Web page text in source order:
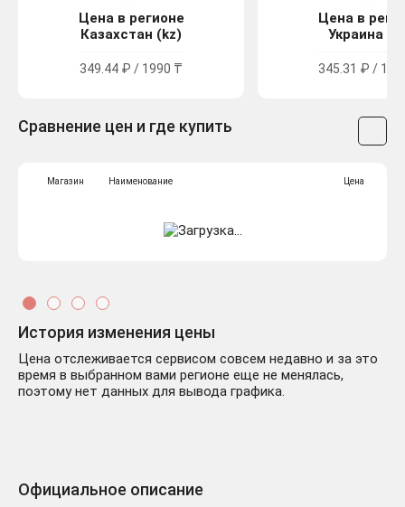
Цена в регионе
Казахстан (kz)
349.44 ₽ / 1990 ₸
Цена в
Украина
345.31 ₽ /
Сравнение цен и где купить
Магазин Наименование Цена
История изменения цены
Цена отслеживается сервисом совсем недавно и за это
время в выбранном вами регионе еще не менялась,
поэтому нет данных для вывода графика.
Официальное описание